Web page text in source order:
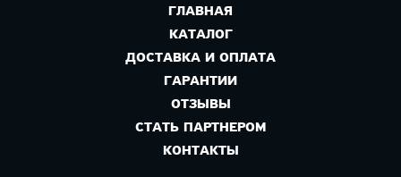
ГЛАВНАЯ
КАТАЛОГ
ДОСТАВКА И ОПЛАТА
ГАРАНТИИ
ОТЗЫВЫ
СТАТЬ ПАРТНЕРОМ
КОНТАКТЫ